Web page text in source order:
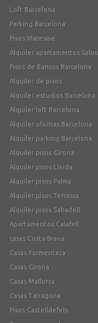
Loft Barcelona
Parking Barcelona
Pisos Maresme
Alquiler apartamentos Salou
Pisos de Bancos Barcelona
Alquiler de pisos
Alquiler estudios Barcelona
Alquiler loft Barcelona
Alquiler oficinas Barcelona
Alquiler parking Barcelona
Alquiler pisos Girona
Alquiler pisos Lleida
Alquiler pisos Palma
Alquiler pisos Terrassa
Alquiler pisos Sabadell
Apartamentos Calafell
casas Costa Brava
Casas Formentera
Casas Girona
Casas Mallorca
Casas Tarragona
Pisos Castelldefels